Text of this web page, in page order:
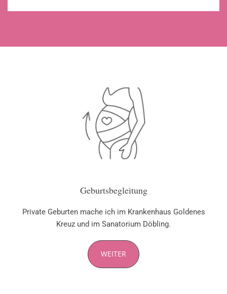
Geburtsbegleitung
Private Geburten mache ich im Krankenhaus Goldenes
Kreuz und im Sanatorium Döbling.
WEITER